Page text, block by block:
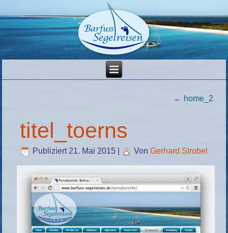
← home_2
titel_toerns
Publiziert 21. Mai 2015 Von Gerhard Strobel